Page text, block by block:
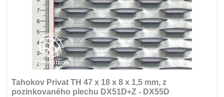
Tahokov Privat TH 47 x 18 x 8 x 1,5 mm, z
pozinkovaného plechu DX51D+Z - DX55D